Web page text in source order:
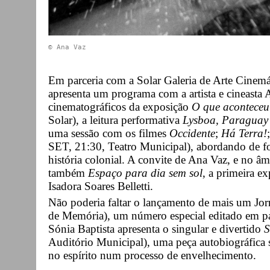
© Ana Vaz
Em parceria com a Solar Galeria de Arte
apresenta um programa com a artista e
cinematográficos da exposição O que
Solar), a leitura performativa Lysboa, Paraguay
uma sessão com os filmes Occidente; Há Terra!
SET, 21:30, Teatro Municipal), abordando de
história colonial. A convite de Ana Vaz, e no
também Espaço para dia sem sol, a primeira
Isadora Soares Belletti.
Não poderia faltar o lançamento de mais um
de Memória), um número especial editado em
Sónia Baptista apresenta o singular e divertido
Auditório Municipal), uma peça autobiográfica
no espírito num processo de envelhecimento.